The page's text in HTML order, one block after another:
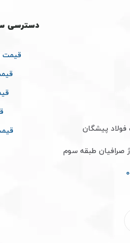
فولاد پیشگان
صرافیان طبقه سوم
دسترسی
قیمت